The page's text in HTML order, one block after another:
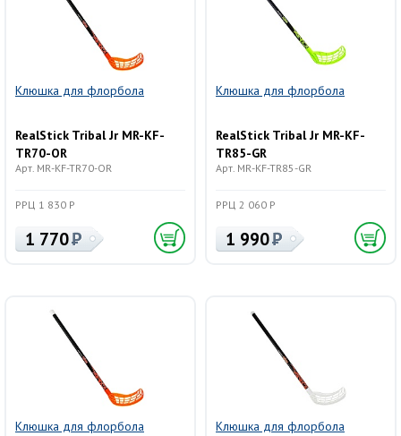
Клюшка для флорбола
RealStick Tribal Jr MR-KF-
TR70-OR
Арт. MR-KF-TR70-OR
РРЦ 1 830 Р
1 770
Клюшка для флорбола
RealStick Tribal Jr MR-KF-
TR85-GR
Арт. MR-KF-TR85-GR
РРЦ 2 060 Р
1 990
Клюшка для флорбола Клюшка для флорбола